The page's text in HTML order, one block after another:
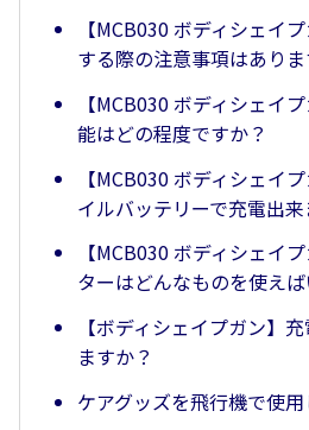
【MCB030 ボディシェイ
する際の注意事項はあり
【MCB030 ボディシェイ
能はどの程度ですか？
【MCB030 ボディシェイ
イルバッテリーで充電出来
【MCB030 ボディシェイ
ターはどんなものを使え
【ボディシェイプガン】
ますか？
ケアグッズを飛行機で使